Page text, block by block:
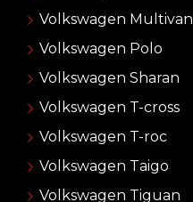
Volkswagen Multivan
Volkswagen Polo
Volkswagen Sharan
Volkswagen T-cross
Volkswagen T-roc
Volkswagen Taigo
Volkswagen Tiguan